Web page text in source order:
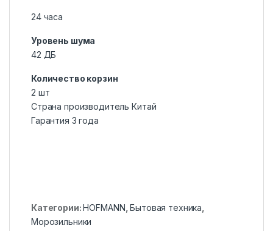
24 часа
Уровень шума
42 ДБ
Количество корзин
2 шт
Страна производитель Китай
Гарантия 3 года
Категории:HOFMANN ,Бытовая техника
Морозильники